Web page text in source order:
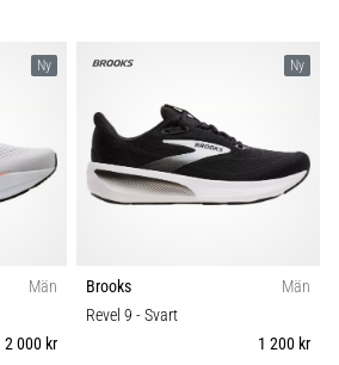
Ny
Män
2 000 kr
Ny
Brooks
Män
Revel 9 - Svart
1 200 kr